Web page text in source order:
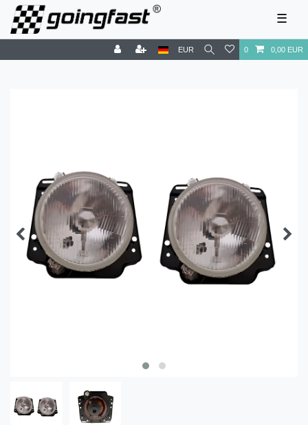
☰
EUR 0 0,00 EUR